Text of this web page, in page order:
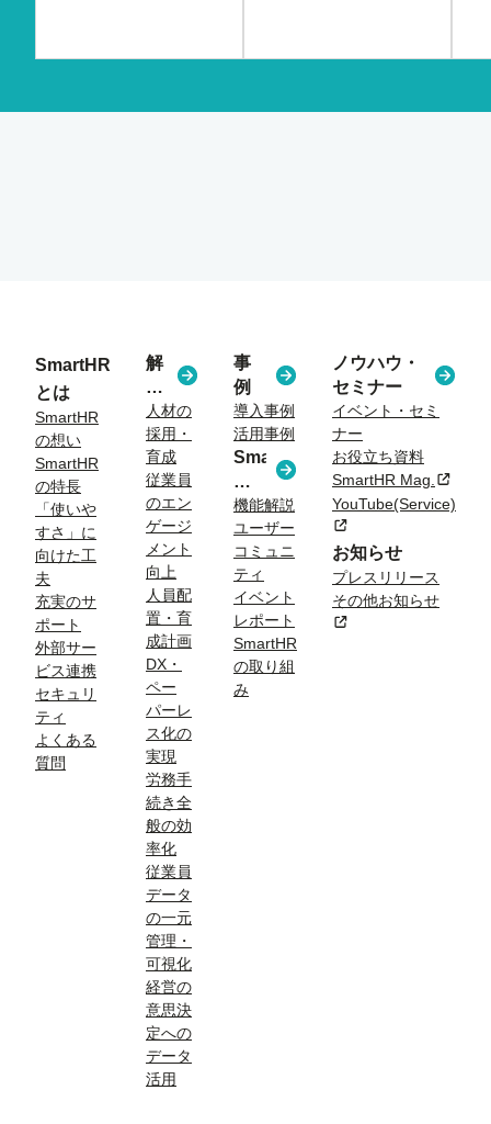
SmartHR
とは
SmartHR
の想い
SmartHR
の特長
「使いや
すさ」に
向けた工
夫
充実のサ
ポート
外部サー
ビス連携
セキュリ
ティ
よくある
質問
解
決
す
る
課
題
人材の
採用・
育成
従業員
のエン
ゲージ
メント
向上
人員配
置・育
成計画
DX・
ペー
パーレ
ス化の
実現
労務手
続き全
般の効
率化
従業員
データ
の一元
管理・
可視化
経営の
意思決
定への
データ
活用
事
例
導入事例
活用事例
SmartHR
コ
ラ
ム
機能解説
ユーザー
コミュニ
ティ
イベント
レポート
SmartHR
の取り組
み
ノウハウ・
セミナー
イベント・セミ
ナー
お役立ち資料
SmartHR Mag.新規タ
YouTube(Service)
新規タブまたはウィン
お知らせ
プレスリリース
その他お知らせ
新規タブまたはウィン